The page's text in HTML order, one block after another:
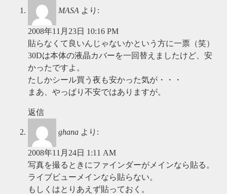
MASA より:
2008年11月23日 10:16 PM
貼らなくて良いんじゃないかという方に一票（笑）
30Dは本体の液晶カバーを一回替えましたけど、安
かったですよ。
たしかシール買う夜も安かった気が・・・
まあ、やっぱり不安ではありますが。
返信
ghana より:
2008年11月24日 1:11 AM
写真を撮るときにファインダーがメインなら貼る。
ライブビューメインなら貼らない。
もしくはとりあえず貼っておく。